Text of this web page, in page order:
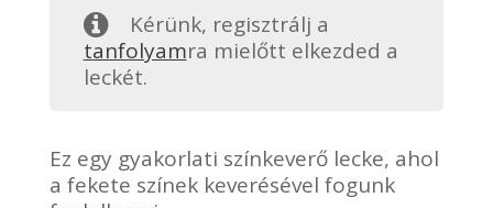
Kérünk, regisztrálj a
tanfolyamra mielőtt elkezded a
leckét.
Ez egy gyakorlati színkeverő lecke, ahol
a fekete színek keverésével fogunk